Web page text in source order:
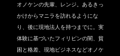
オノケンの先輩、レンジ。あるきっ
かけからマニラを訪れるようにな
り、後に現地法人を持つまでに。実
体験に基づいたフィリピンの闇、貧
困と格差、現地ビジネスなどオノケ